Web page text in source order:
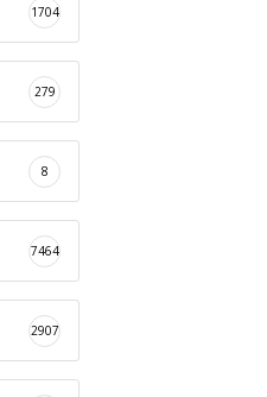
1704
279
8
7464
2907